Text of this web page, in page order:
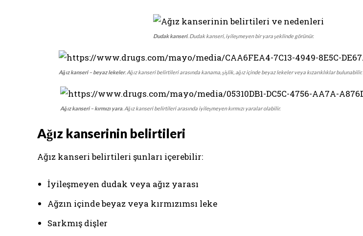
Dudak kanseri. Dudak kanseri, iyileşmeyen bir yara şeklinde görünür.
Ağız kanseri – beyaz lekeler. Ağız kanseri belirtileri arasında kanama, şişlik, ağız içinde beyaz lekeler veya kızarıklıklar bulunabilir.
Ağız kanseri – kırmızı yara. Ağız kanseri belirtileri arasında iyileşmeyen kırmızı yaralar olabilir.
Ağız kanserinin belirtileri
Ağız kanseri belirtileri şunları içerebilir:
İyileşmeyen dudak veya ağız yarası
Ağzın içinde beyaz veya kırmızımsı leke
Sarkmış dişler